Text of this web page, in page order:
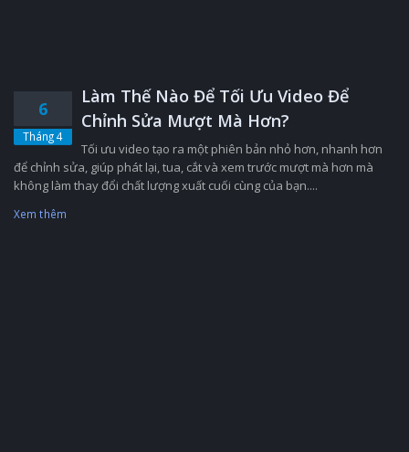
6
Tháng 4
Làm Thế Nào Để Tối Ưu Video Để
Chỉnh Sửa Mượt Mà Hơn?
Tối ưu video tạo ra một phiên bản nhỏ hơn, nhanh hơn
để chỉnh sửa, giúp phát lại, tua, cắt và xem trước mượt mà hơn mà
không làm thay đổi chất lượng xuất cuối cùng của bạn....
Xem thêm